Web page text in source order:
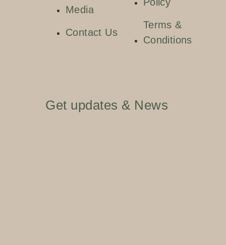
Media
Contact Us
Terms &
Conditions
Get updates & News